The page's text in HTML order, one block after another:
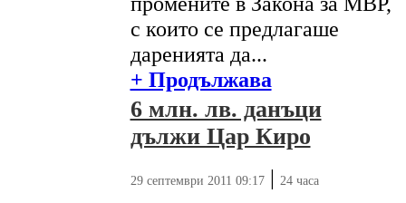
с които се предлагаше
даренията да...
+ Продължава
6 млн. лв. данъци
дължи Цар Киро
29 септември 2011 09:17| 24 часа